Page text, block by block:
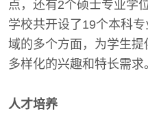
点，还有2个硕士专业学
学校共开设了19个本科
域的多个方面，为学生提
多样化的兴趣和特长需求
人才培养